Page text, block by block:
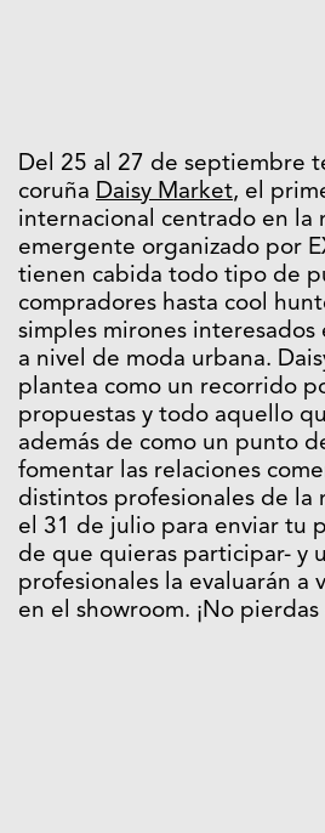
Del 25 al 27 de septiembre
coruña Daisy Market, el
internacional centrado en la
emergente organizado por
tienen cabida todo tipo de
compradores hasta cool
simples mirones interesados
a nivel de moda urbana.
plantea como un recorrido
propuestas y todo aquello
además de como un punto
fomentar las relaciones
distintos profesionales de la
el 31 de julio para enviar tu
de que quieras participar- y
profesionales la evaluarán a
en el showroom. ¡No